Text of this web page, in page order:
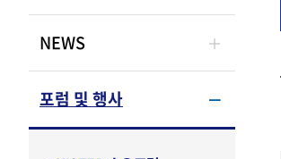
NEWS
포럼 및 행사